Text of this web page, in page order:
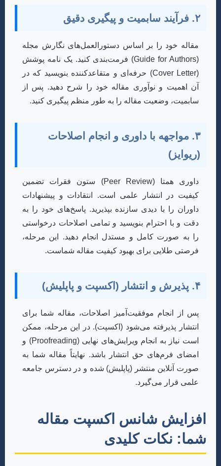
۲. فرآیند سابمیت و پیگیری دقیق
مقاله خود را بر اساس دستورالعمل‌های نگارش مجله
(Guide for Authors) فرمت‌بندی کنید. یک نامه پوشش
(Cover Letter) حرفه‌ای و متقاعدکننده بنویسید که در
آن اهمیت و نوآوری مقاله خود را شرح دهید. پس از
سابمیت، وضعیت مقاله را به طور منظم پیگیری کنید.
۳. مواجهه با داوری و انجام اصلاحات
(ریوایز)
داوری همتا (Peer Review) ستون فقرات تضمین
کیفیت در انتشار علمی است. انتقادات و پیشنهادات
داوران را با دیدی سازنده بپذیرید. پاسخ‌های خود را به
دقت و با احترام بنویسید و تمامی اصلاحات درخواستی
را به صورت کامل و مستدل انجام دهید. این مرحله،
فرصتی طلایی برای بهبود کیفیت مقاله شماست.
۴. پذیرش و انتشار (اکسپت و پاپلیش)
پس از انجام موفقیت‌آمیز اصلاحات، مقاله شما برای
انتشار پذیرفته می‌شود (اکسپت). در این مرحله، ممکن
است نیاز به انجام ویرایش‌های نهایی (Proofreading) و
امضای فرم‌های حق انتشار باشد. نهایتاً مقاله شما به
صورت آنلاین منتشر (پاپلیش) شده و در دسترس جامعه
علمی قرار می‌گیرد.
افزایش شانس اکسپت مقاله
شما: نکات کلیدی